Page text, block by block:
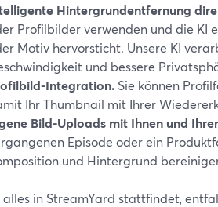
Hintergrundentfernung
Profilbilder verwenden und die KI
Motiv hervorsticht. Unsere KI
und bessere
Integration. Sie können
Ihr Thumbnail mit Ihrer
Bild-Uploads mit Ihnen und
Episode oder ein
und Hintergrund
alles in StreamYard stattfindet,